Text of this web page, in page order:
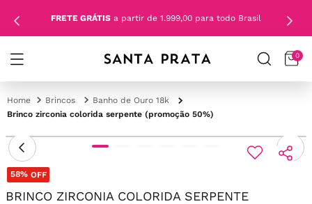
FRETE GRÁTIS a partir de 1.999,00 para todo Brasil
0
Brincos
Banho de Ouro 18k
Brinco zirconia colorida serpente (promoção 50%)
58% OFF
BRINCO ZIRCONIA COLORIDA SERPENTE